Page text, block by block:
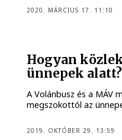
2020. MÁRCIUS 17. 11:10
Hogyan
ünnepek alatt?
A Volánbusz és a MÁV
megszokottól az
2019. OKTÓBER 29. 13:59